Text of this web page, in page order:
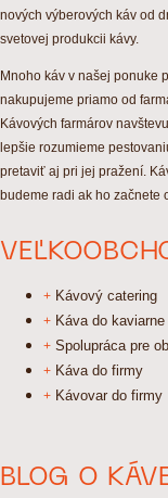
nových výberových káv od
svetovej produkcii kávy.
Mnoho káv v našej ponuke
nakupujeme priamo od
Kávových farmárov
lepšie rozumieme
pretaviť aj pri jej pražení.
budeme radi ak ho začnete
Kávový catering
Káva do kaviarne
Spolupráca pre
Káva do firmy
Kávovar do firmy
BLOG O